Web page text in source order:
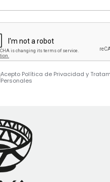
Acepto Política de Privacidad y
Personales